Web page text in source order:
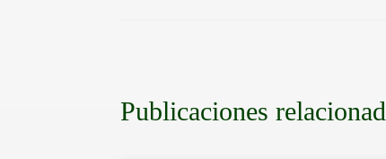
Publicaciones